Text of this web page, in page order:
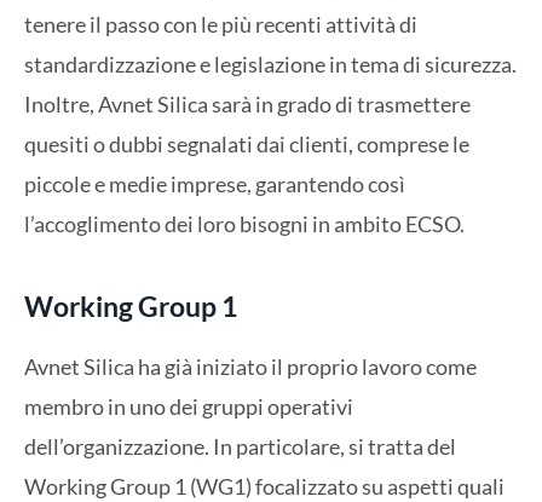
tenere il passo con le più recenti attività di
standardizzazione e legislazione in tema di sicurezza.
Inoltre, Avnet Silica sarà in grado di trasmettere
quesiti o dubbi segnalati dai clienti, comprese le
piccole e medie imprese, garantendo così
l’accoglimento dei loro bisogni in ambito ECSO.
Working Group 1
Avnet Silica ha già iniziato il proprio lavoro come
membro in uno dei gruppi operativi
dell’organizzazione. In particolare, si tratta del
Working Group 1 (WG1) focalizzato su aspetti quali